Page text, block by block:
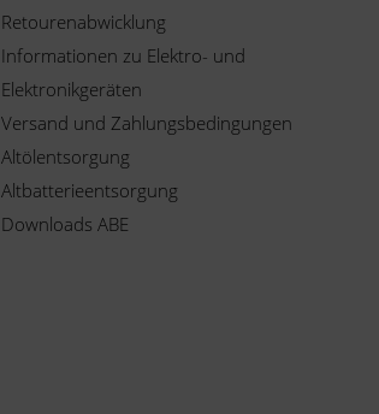
Retourenabwicklung
Informationen zu Elektro- und
Elektronikgeräten
Versand und Zahlungsbedingungen
Altölentsorgung
Altbatterieentsorgung
Downloads ABE